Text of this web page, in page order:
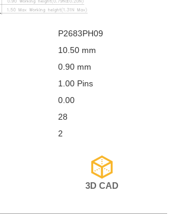
P2683PH09
10.50 mm
0.90 mm
1.00 Pins
0.00
28
2
3D CAD